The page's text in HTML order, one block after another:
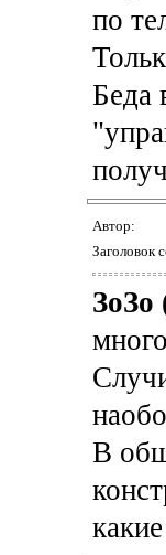
по
Беда
Автор:
Заголовок
ЗоЗо
В